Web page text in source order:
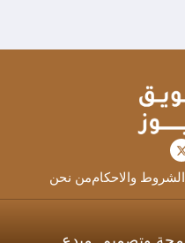
الشروط والاحكاممن نحن